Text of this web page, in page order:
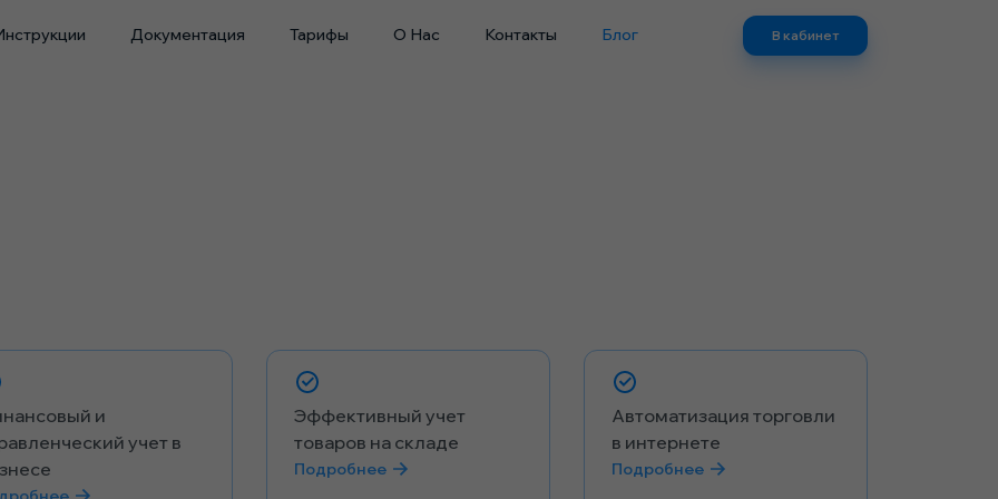
Документация Тарифы О Нас Контакты Блог В кабинет
и
учет в
Эффективный учет
товаров на складе
Подробнее
Автоматизация торговли
в интернете
Подробнее